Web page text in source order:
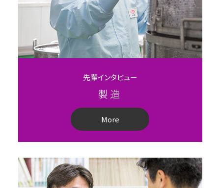
先輩インタビュー
製造
More